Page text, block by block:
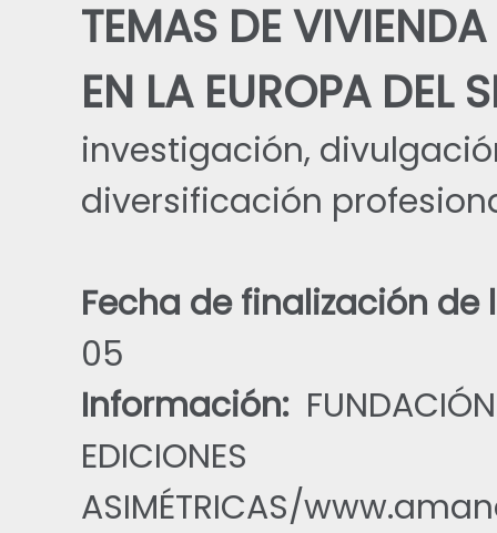
TEMAS DE
EN LA EUROPA DEL
investigación,
diversificación
Fecha de finalización
05
Información:
EDICIONES
ASIMÉTRICAS/